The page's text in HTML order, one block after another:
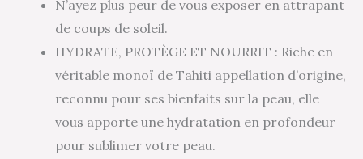
N’ayez plus peur de vous exposer en attrapant
de coups de soleil.
HYDRATE, PROTÈGE ET NOURRIT : Riche en
véritable monoï de Tahiti appellation d’origine,
reconnu pour ses bienfaits sur la peau, elle
vous apporte une hydratation en profondeur
pour sublimer votre peau.